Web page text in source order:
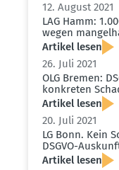
12. August 2021
LAG Hamm:
wegen
Artikel lesen
26. Juli 2021
OLG Bremen:
konkreten
Artikel lesen
20. Juli 2021
LG Bonn. Kein
DSGVO-
Artikel lesen